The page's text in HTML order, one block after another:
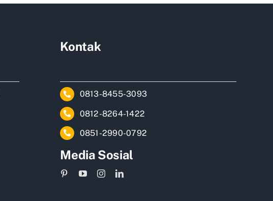
Kontak
0813-8455-3093
0812-8264-1422
0851-2990-0792
Media Sosial